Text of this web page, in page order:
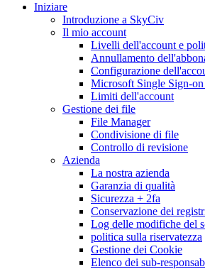
Iniziare
Introduzione a SkyCiv
Il mio account
Livelli dell'account e
Annullamento
Configurazione
Microsoft Single Sign-
Limiti dell'account
Gestione dei file
File Manager
Condivisione di file
Controllo di revisione
Azienda
La nostra azienda
Garanzia di qualità
Sicurezza + 2fa
Conservazione dei
Log delle modifiche del
politica sulla riservatezza
Gestione dei Cookie
Elenco dei sub-